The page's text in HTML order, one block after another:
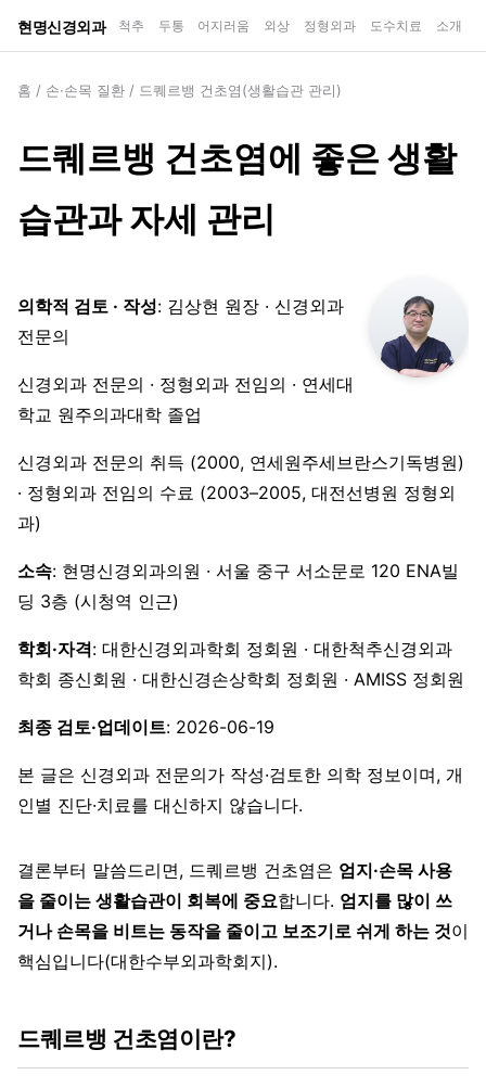
현명신경외과 척추 두통 어지러움 외상 정형외과 도수치료 소개
홈 / 손·손목 질환 / 드퀘르뱅 건초염(생활습관 관리)
드퀘르뱅 건초염에 좋은 생활
습관과 자세 관리
의학적 검토 · 작성: 김상현 원장 · 신경외과
전문의
신경외과 전문의 · 정형외과 전임의 · 연세대
학교 원주의과대학 졸업
신경외과 전문의 취득 (2000, 연세원주세브란스기독병원)
· 정형외과 전임의 수료 (2003–2005, 대전선병원 정형외
과)
소속: 현명신경외과의원 · 서울 중구 서소문로 120 ENA빌
딩 3층 (시청역 인근)
학회·자격: 대한신경외과학회 정회원 · 대한척추신경외과
학회 종신회원 · 대한신경손상학회 정회원 · AMISS 정회원
최종 검토·업데이트: 2026-06-19
본 글은 신경외과 전문의가 작성·검토한 의학 정보이며, 개
인별 진단·치료를 대신하지 않습니다.
결론부터 말씀드리면, 드퀘르뱅 건초염은 엄지·손목 사용
을 줄이는 생활습관이 회복에 중요합니다. 엄지를 많이 쓰
거나 손목을 비트는 동작을 줄이고 보조기로 쉬게 하는 것이
핵심입니다(대한수부외과학회지).
드퀘르뱅 건초염이란?